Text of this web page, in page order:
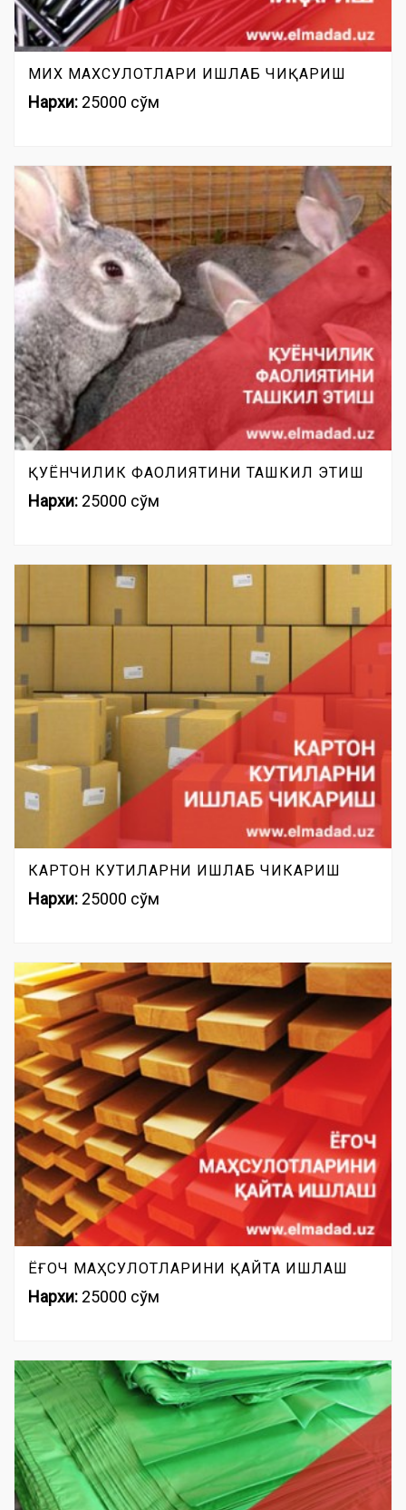
МИХ МАХСУЛОТЛАРИ ИШЛАБ ЧИҚАРИШ
Нархи: 25000 сўм
ҚУЁНЧИЛИК ФАОЛИЯТИНИ ТАШКИЛ ЭТИШ
Нархи: 25000 сўм
КАРТОН КУТИЛАРНИ ИШЛАБ ЧИКАРИШ
Нархи: 25000 сўм
ЁҒОЧ МАҲСУЛОТЛАРИНИ ҚАЙТА ИШЛАШ
Нархи: 25000 сўм